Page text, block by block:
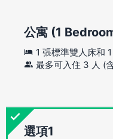
公寓 (1
1 張標準雙人床和
最多可入住 3 人 (
選項